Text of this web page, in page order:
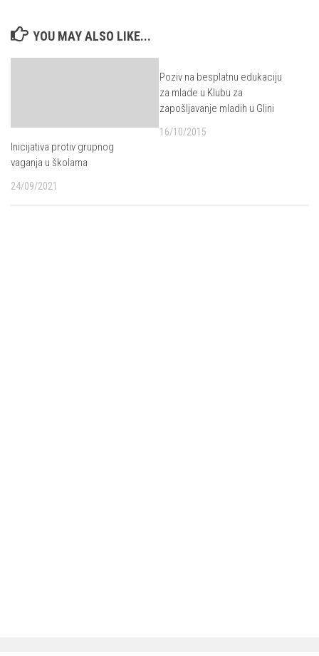
YOU MAY ALSO LIKE...
Inicijativa protiv grupnog
vaganja u školama
24/09/2021
Poziv na besplatnu edukaciju
za mlade u Klubu za
zapošljavanje mladih u Glini
16/10/2015